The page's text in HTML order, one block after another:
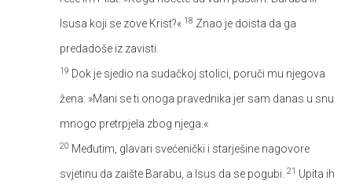
Isusa koji se zove Krist?« 18 Znao je doista da ga
predadoše iz zavisti.
19 Dok je sjedio na sudačkoj stolici, poruči mu njegova
žena: »Mani se ti onoga pravednika jer sam danas u snu
mnogo pretrpjela zbog njega.«
20 Međutim, glavari svećenički i starješine nagovore
svjetinu da zaište Barabu, a Isus da se pogubi. 21 Upita ih